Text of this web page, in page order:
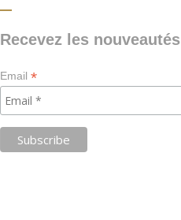
Recevez les nouveautés
Email*